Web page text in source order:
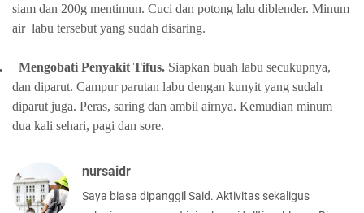
siam dan 200g mentimun. Cuci dan potong lalu diblender. Minum
air labu tersebut yang sudah disaring.
Mengobati Penyakit Tifus. Siapkan buah labu secukupnya,
dan diparut. Campur parutan labu dengan kunyit yang sudah
diparut juga. Peras, saring dan ambil airnya. Kemudian minum
dua kali sehari, pagi dan sore.
nursaidr
Saya biasa dipanggil Said. Aktivitas sekaligus